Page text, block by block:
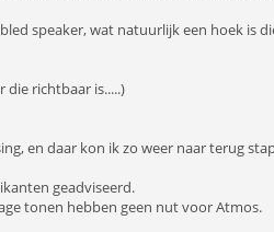
speaker, wat natuurlijk een hoek is
die richtbaar is.....)
en daar kon ik zo weer naar terug
geadviseerd.
tonen hebben geen nut voor Atmos.